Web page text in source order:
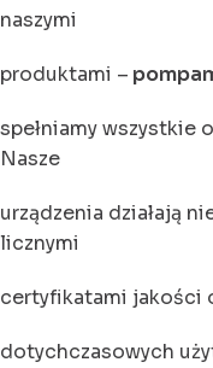
naszymi
produktami –
spełniamy wszystkie
Nasze
urządzenia działają
licznymi
certyfikatami jakości
dotychczasowych